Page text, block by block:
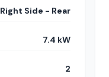
Right Side - Rear
7.4 kW
2